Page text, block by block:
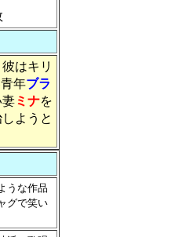
はキリ
年ブラ
ミナを
ようと
うな作品
グで笑い